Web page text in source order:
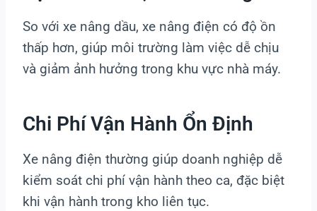
So với xe nâng dầu, xe nâng điện có độ ồn
thấp hơn, giúp môi trường làm việc dễ chịu
và giảm ảnh hưởng trong khu vực nhà máy.
Chi Phí Vận Hành Ổn Định
Xe nâng điện thường giúp doanh nghiệp dễ
kiểm soát chi phí vận hành theo ca, đặc biệt
khi vận hành trong kho liên tục.